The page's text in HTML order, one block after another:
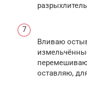
Вливаю
оставляю,